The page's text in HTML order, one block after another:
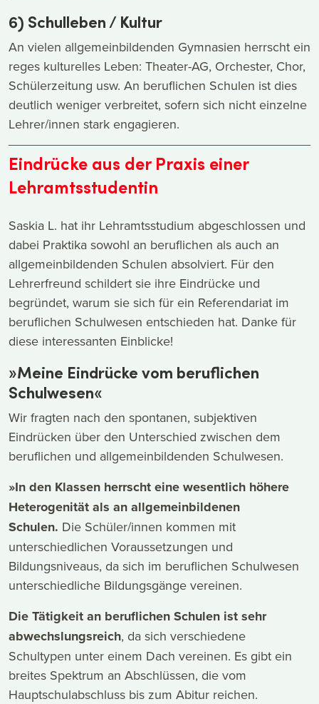
6) Schulleben / Kultur
An vielen allgemeinbildenden Gymnasien herrscht ein
reges kulturelles Leben: Theater-AG, Orchester, Chor,
Schülerzeitung usw. An beruflichen Schulen ist dies
deutlich weniger verbreitet, sofern sich nicht einzelne
Lehrer/innen stark engagieren.
Eindrücke aus der Praxis einer
Lehramtsstudentin
Saskia L. hat ihr Lehramtsstudium abgeschlossen und
dabei Praktika sowohl an beruflichen als auch an
allgemeinbildenden Schulen absolviert. Für den
Lehrerfreund schildert sie ihre Eindrücke und
begründet, warum sie sich für ein Referendariat im
beruflichen Schulwesen entschieden hat. Danke für
diese interessanten Einblicke!
»Meine Eindrücke vom beruflichen
Schulwesen«
Wir fragten nach den spontanen, subjektiven
Eindrücken über den Unterschied zwischen dem
beruflichen und allgemeinbildenden Schulwesen.
»In den Klassen herrscht eine wesentlich höhere
Heterogenität als an allgemeinbildenen
Schulen. Die Schüler/innen kommen mit
unterschiedlichen Voraussetzungen und
Bildungsniveaus, da sich im beruflichen Schulwesen
unterschiedliche Bildungsgänge vereinen.
Die Tätigkeit an beruflichen Schulen ist sehr
abwechslungsreich, da sich verschiedene
Schultypen unter einem Dach vereinen. Es gibt ein
breites Spektrum an Abschlüssen, die vom
Hauptschulabschluss bis zum Abitur reichen.